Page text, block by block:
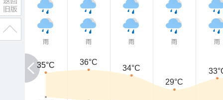
雨 雨 雨 雨 雨
35°C
35°C 36°C
34°C
29°C